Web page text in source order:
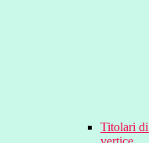
Titolari